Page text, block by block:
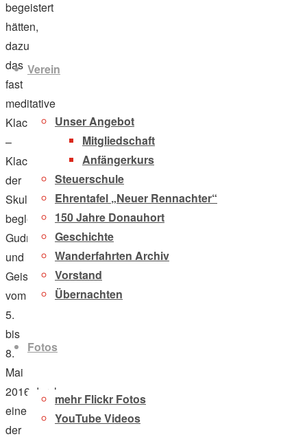
Verein
Unser Angebot
Mitgliedschaft
Anfängerkurs
Steuerschule
Ehrentafel „Neuer Rennachter“
150 Jahre Donauhort
Geschichte
Wanderfahrten Archiv
Vorstand
Übernachten
Fotos
mehr Flickr Fotos
YouTube Videos
begeistert
hätten,
dazu
das
fast
meditative
Klack
–
Klack
der
Skulls
begleiteten
Gudrun
und
Geiselher
vom
5.
bis
8.
Mai
2016 durch
eine
der